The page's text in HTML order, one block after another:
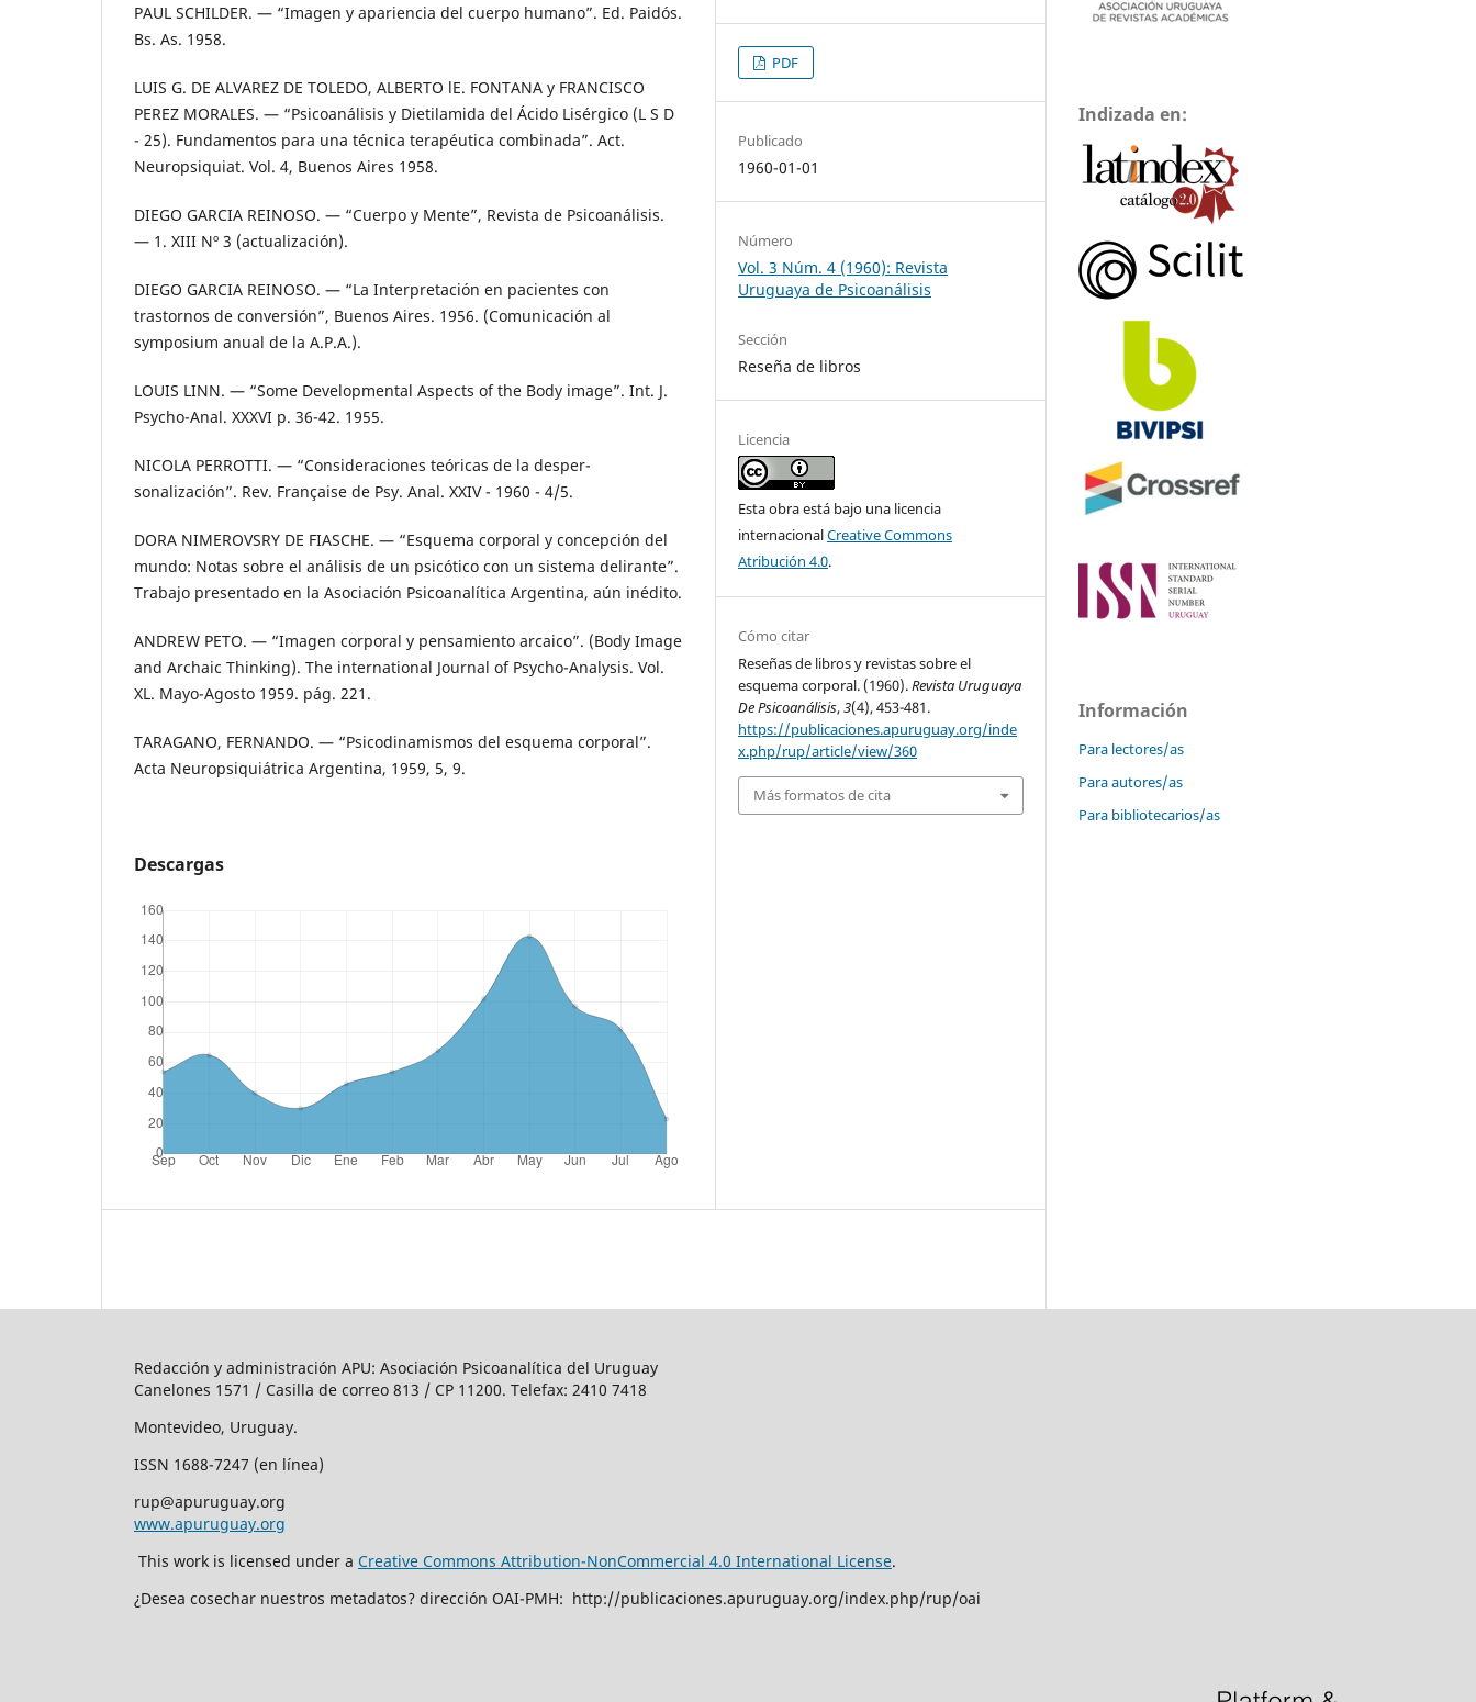
PAUL SCHILDER. — “Imagen y apariencia del cuerpo humano”. Ed. Paidós.
Bs. As. 1958.
LUIS G. DE ALVAREZ DE TOLEDO, ALBERTO lE. FONTANA y FRANCISCO
PEREZ MORALES. — “Psicoanálisis y Dietilamida del Ácido Lisérgico (L S D
- 25). Fundamentos para una técnica terapéutica combinada”. Act.
Neuropsiquiat. Vol. 4, Buenos Aires 1958.
DIEGO GARCIA REINOSO. — “Cuerpo y Mente”, Revista de Psicoanálisis.
— 1. XIII Nº 3 (actualización).
DIEGO GARCIA REINOSO. — “La Interpretación en pacientes con
trastornos de conversión”, Buenos Aires. 1956. (Comunicación al
symposium anual de la A.P.A.).
LOUIS LINN. — “Some Developmental Aspects of the Body image”. Int. J.
Psycho-Anal. XXXVI p. 36-42. 1955.
NICOLA PERROTTI. — “Consideraciones teóricas de la desper-
sonalización”. Rev. Française de Psy. Anal. XXIV - 1960 - 4/5.
DORA NIMEROVSRY DE FIASCHE. — “Esquema corporal y concepción del
mundo: Notas sobre el análisis de un psicótico con un sistema delirante”.
Trabajo presentado en la Asociación Psicoanalítica Argentina, aún inédito.
ANDREW PETO. — “Imagen corporal y pensamiento arcaico”. (Body Image
and Archaic Thinking). The international Journal of Psycho-Analysis. Vol.
XL. Mayo-Agosto 1959. pág. 221.
TARAGANO, FERNANDO. — “Psicodinamismos del esquema corporal”.
Acta Neuropsiquiátrica Argentina, 1959, 5, 9.
Descargas
PDF
Publicado
1960-01-01
Número
Vol. 3 Núm. 4 (1960): Revista
Uruguaya de Psicoanálisis
Sección
Reseña de libros
Licencia
Esta obra está bajo una licencia
internacionalCreative Commons
Atribución 4.0.
Cómo citar
Reseñas de libros y revistas sobre el
esquema corporal. (1960).Revista Uruguaya
De Psicoanálisis,3(4), 453-481.
https://publicaciones.apuruguay.org/inde
x.php/rup/article/view/360
Más formatos de cita
Indizada en:
Información
Para lectores/as
Para autores/as
Para bibliotecarios/as
Redacción y administración APU: Asociación Psicoanalítica del Uruguay
Canelones 1571 / Casilla de correo 813 / CP 11200. Telefax: 2410 7418
Montevideo, Uruguay.
ISSN 1688-7247 (en línea)
rup@apuruguay.org
www.apuruguay.org
This work is licensed under a Creative Commons Attribution-NonCommercial 4.0 International License.
¿Desea cosechar nuestros metadatos? dirección OAI-PMH: http://publicaciones.apuruguay.org/index.php/rup/oai